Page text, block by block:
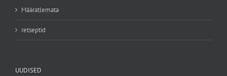
Määratlemata
retseptid
UUDISED